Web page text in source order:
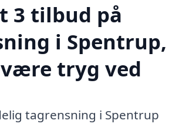
3 tilbud på
i Spentrup,
tryg ved
tagrensning i Spentrup